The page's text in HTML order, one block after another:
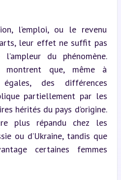
l’emploi, ou le revenu
leur effet ne suffit pas
du phénomène.
montrent que, même à
des différences
partiellement par les
hérités du pays d’origine.
plus répandu chez les
ou d’Ukraine, tandis que
certaines femmes